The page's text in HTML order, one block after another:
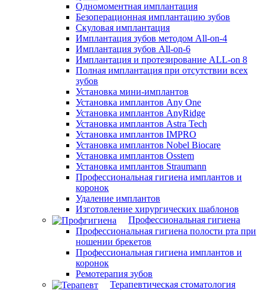
Одномоментная имплантация
Безоперационная имплантацию зубов
Скуловая имплантация
Имплантация зубов методом All-on-4
Имплантация зубов All-on-6
Имплантация и протезирование ALL-on 8
Полная имплантация при отсутствии всех
зубов
Установка мини-имплантов
Установка имплантов Any One
Установка имплантов AnyRidge
Установка имплантов Astra Tech
Установка имплантов IMPRO
Установка имплантов Nobel Biocare
Установка имплантов Osstem
Установка имплантов Straumann
Профессиональная гигиена имплантов и
коронок
Удаление имплантов
Изготовление хирургических шаблонов
Профессиональная гигиена
Профессиональная гигиена полости рта при
ношении брекетов
Профессиональная гигиена имплантов и
коронок
Ремотерапия зубов
Терапевтическая стоматология